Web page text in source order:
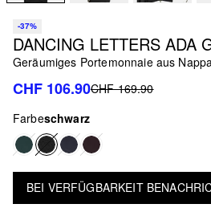
-37%
DANCING LETTERS ADA
Geräumiges Portemonnaie aus
CHF 106.90CHF 169.90
Farbeschwarz
BEI VERFÜGBARKEIT